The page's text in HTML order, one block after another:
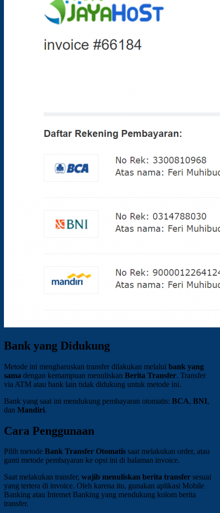
Bank yang Didukung
Metode ini mengharuskan transfer dilakukan melalui bank yang
sama dengan kemampuan menuliskan Berita Transfer. Transfer
via ATM atau bank lain tidak didukung untuk metode ini.
Bank yang saat ini mendukung pembayaran otomatis: BCA, BNI,
dan Mandiri.
Cara Penggunaan
Pilih metode Bank Transfer Otomatis saat melakukan order, atau
ganti metode pembayaran ke opsi ini di halaman invoice.
Saat melakukan transfer, wajib menuliskan berita transfer sesuai
yang tertera di invoice. Oleh karena itu, gunakan aplikasi Mobile
Banking atau Internet Banking yang mendukung kolom berita
transfer.